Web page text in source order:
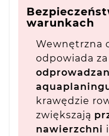
warunkach
Wewnętrzna
odpowiada
krawędzie
zwiększają
nawierzchni